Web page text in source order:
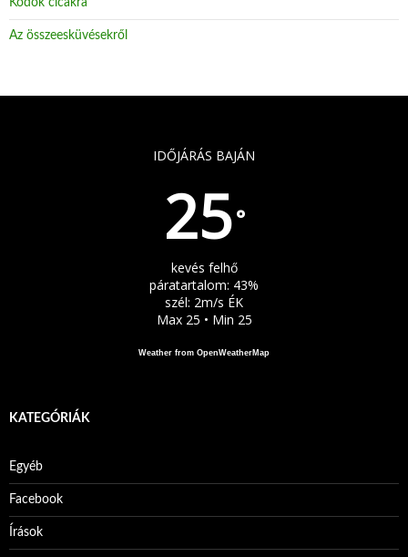
Kódok cicákra
Az összeesküvésekről
IDŐJÁRÁS BAJÁN
25°
kevés felhő
páratartalom: 43%
szél: 2m/s ÉK
Max 25 • Min 25
Weather from OpenWeatherMap
KATEGÓRIÁK
Egyéb
Facebook
Írások